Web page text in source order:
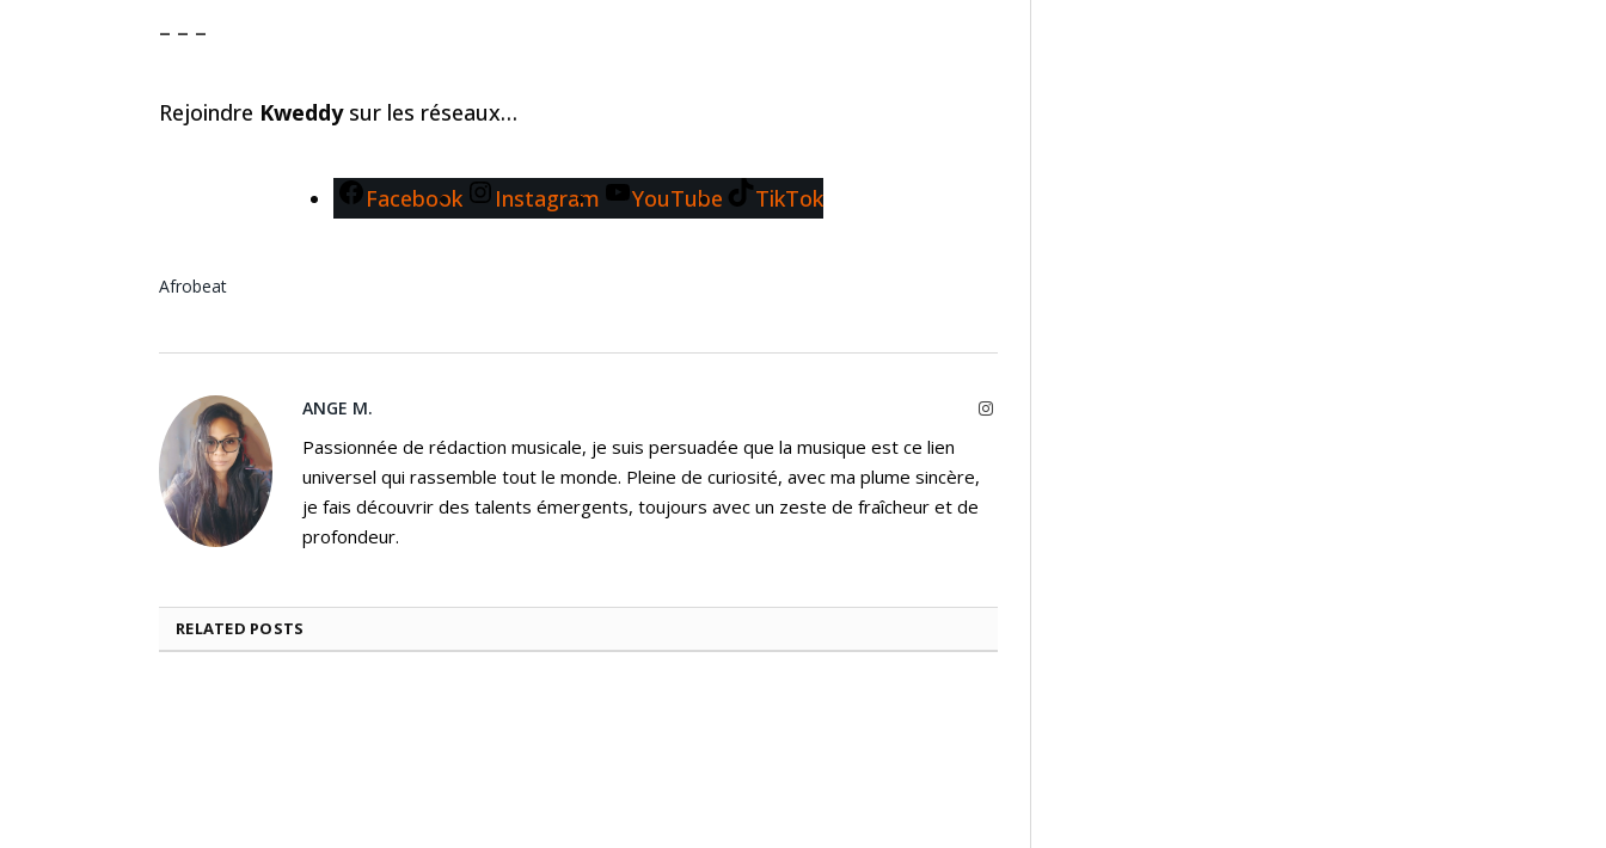
– – –
Rejoindre Kweddysur les réseaux…
Facebook Instagram YouTube TikTok
Afrobeat
ANGE M. Instagram
Passionnée de rédaction musicale, je suis persuadée que la musique est ce lien
universel qui rassemble tout le monde. Pleine de curiosité, avec ma plume sincère,
je fais découvrir des talents émergents, toujours avec un zeste de fraîcheur et de
profondeur.
RELATED POSTS